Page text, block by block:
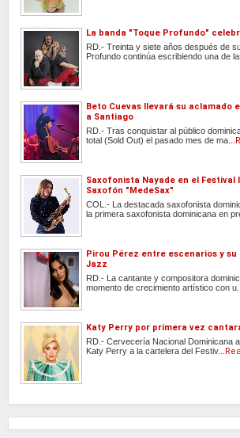
La banda "Toque Profundo"
RD.- Treinta y siete años después de
Profundo continúa escribiendo una de
Beto Cuevas llevará su aclamado
a Santiago
RD.- Tras conquistar al público
total (Sold Out) el pasado mes de ma...
Saxofonista Nayade en el Festival
Saxofón "MedeSax"
COL.- La destacada saxofonista
la primera saxofonista dominicana en
Pirou Pérez entre escenarios y
Jazz
RD.- La cantante y compositora
momento de crecimiento artístico con u...
Katy Perry por primera vez
RD.- Cervecería Nacional Dominicana
Katy Perry a la cartelera del Festiv...